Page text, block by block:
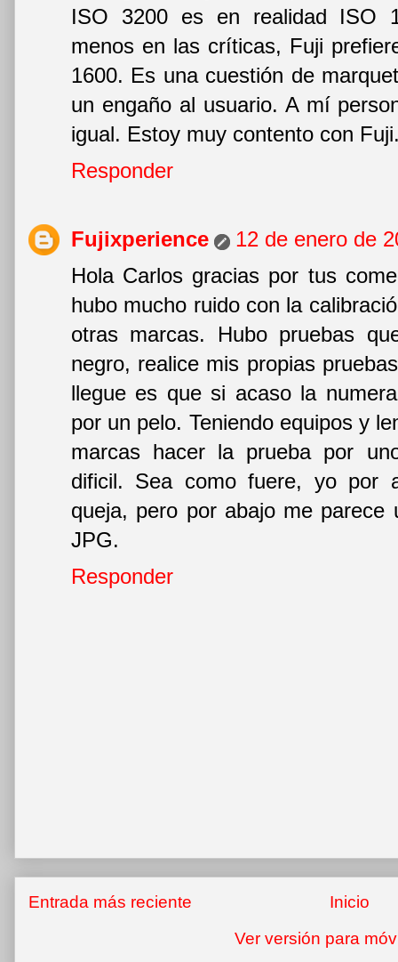
ISO 3200 es en realidad ISO
menos en las críticas, Fuji
1600. Es una cuestión de
un engaño al usuario. A mí
igual. Estoy muy contento con
Responder
Fujixperience
12 de enero de
Hola Carlos gracias por tus
hubo mucho ruido con la
otras marcas. Hubo pruebas
negro, realice mis propias
llegue es que si acaso la
por un pelo. Teniendo equipos y
marcas hacer la prueba por
dificil. Sea como fuere, yo por
queja, pero por abajo me
JPG.
Responder
Entrada más reciente
Inicio
Ver versión para